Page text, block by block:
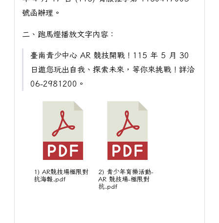
號函辦理。
二、跑馬燈播放文字內容：
臺南青少中心 AR 競技開戰！115 年 5 月 30
日邀您玩出自我、探索未來，等你來挑戰！詳洽
06-2981200。
1) AR競技場極限對
抗海報.pdf
2) 青少年育樂活動-
AR 競技場-極限對
抗.pdf